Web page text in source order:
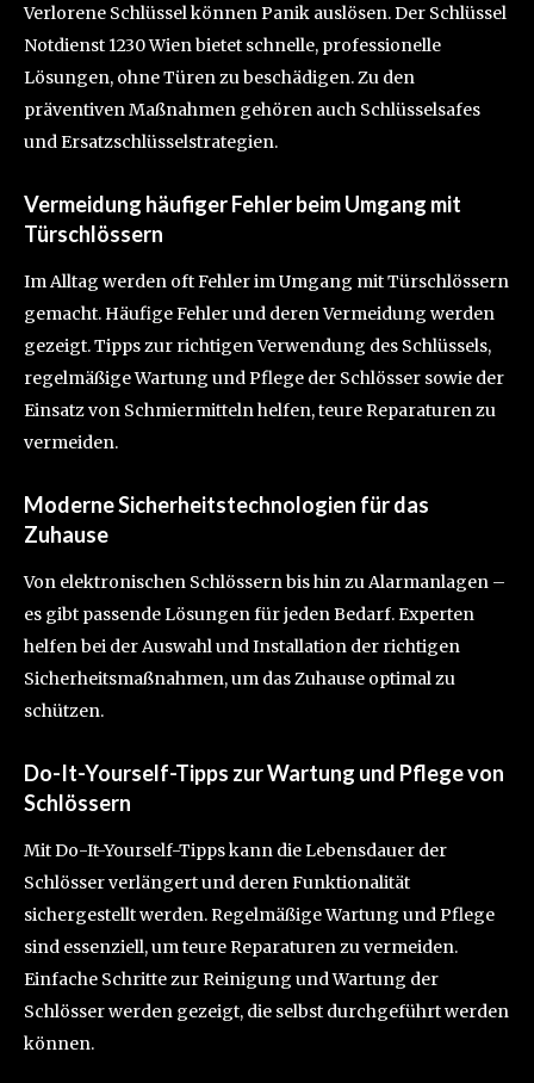
Verlorene Schlüssel können Panik auslösen. Der Schlüssel
Notdienst 1230 Wien bietet schnelle, professionelle
Lösungen, ohne Türen zu beschädigen. Zu den
präventiven Maßnahmen gehören auch Schlüsselsafes
und Ersatzschlüsselstrategien.
Vermeidung häufiger Fehler beim Umgang mit
Türschlössern
Im Alltag werden oft Fehler im Umgang mit Türschlössern
gemacht. Häufige Fehler und deren Vermeidung werden
gezeigt. Tipps zur richtigen Verwendung des Schlüssels,
regelmäßige Wartung und Pflege der Schlösser sowie der
Einsatz von Schmiermitteln helfen, teure Reparaturen zu
vermeiden.
Moderne Sicherheitstechnologien für das
Zuhause
Von elektronischen Schlössern bis hin zu Alarmanlagen –
es gibt passende Lösungen für jeden Bedarf. Experten
helfen bei der Auswahl und Installation der richtigen
Sicherheitsmaßnahmen, um das Zuhause optimal zu
schützen.
Do-It-Yourself-Tipps zur Wartung und Pflege von
Schlössern
Mit Do-It-Yourself-Tipps kann die Lebensdauer der
Schlösser verlängert und deren Funktionalität
sichergestellt werden. Regelmäßige Wartung und Pflege
sind essenziell, um teure Reparaturen zu vermeiden.
Einfache Schritte zur Reinigung und Wartung der
Schlösser werden gezeigt, die selbst durchgeführt werden
können.